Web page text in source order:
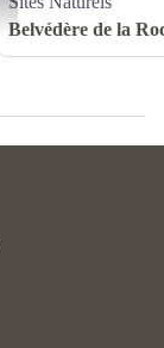
Belvédère de la